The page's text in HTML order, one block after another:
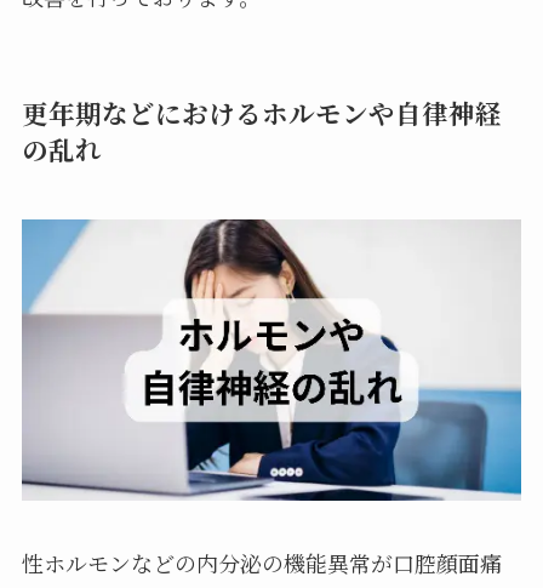
更年期などにおけるホルモンや自律神経
の乱れ
性ホルモンなどの内分泌の機能異常が口腔顔面痛